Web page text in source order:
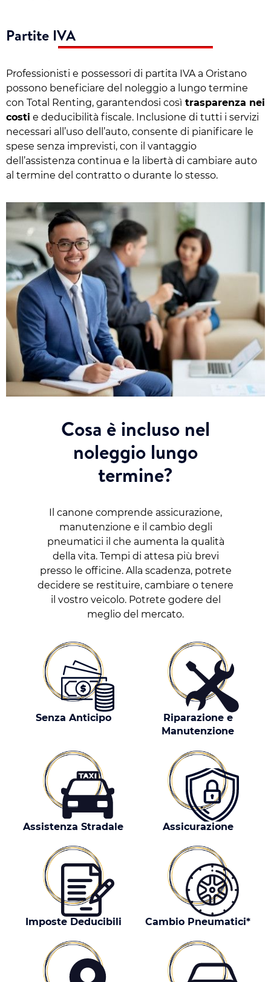
Partite IVA
Professionisti e possessori di partita IVA a Oristano
possono beneficiare del noleggio a lungo termine
con Total Renting, garantendosi così trasparenza nei
costi e deducibilità fiscale. Inclusione di tutti i servizi
necessari all’uso dell’auto, consente di pianificare le
spese senza imprevisti, con il vantaggio
dell’assistenza continua e la libertà di cambiare auto
al termine del contratto o durante lo stesso.
Cosa è incluso nel
noleggio lungo
termine?
Il canone comprende assicurazione,
manutenzione e il cambio degli
pneumatici il che aumenta la qualità
della vita. Tempi di attesa più brevi
presso le officine. Alla scadenza, potrete
decidere se restituire, cambiare o tenere
il vostro veicolo. Potrete godere del
meglio del mercato.
Senza Anticipo
Riparazione e
Manutenzione
Assistenza Stradale Assicurazione
Imposte Deducibili Cambio Pneumatici*